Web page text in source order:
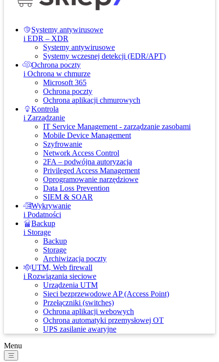
Systemy antywirusowe
i EDR – XDR
Systemy antywirusowe
Systemy wczesnej detekcji (EDR/APT)
Ochrona poczty
i Ochrona w chmurze
Microsoft 365
Ochrona poczty
Ochrona aplikacji chmurowych
Kontrola
i Zarządzanie
IT Service Management - zarządzanie zasobami
Mobile Device Management
Szyfrowanie
Network Access Control
2FA – podwójna autoryzacja
Privileged Access Management
Oprogramowanie narzędziowe
Data Loss Prevention
SIEM & SOAR
Wykrywanie
i Podatności
Backup
i Storage
Backup
Storage
Archiwizacja poczty
UTM, Web firewall
i Rozwiązania sieciowe
Urządzenia UTM
Sieci bezprzewodowe AP (Access Point)
Przełączniki (switches)
Ochrona aplikacji webowych
Ochrona automatyki przemysłowej OT
UPS zasilanie awaryjne
Menu